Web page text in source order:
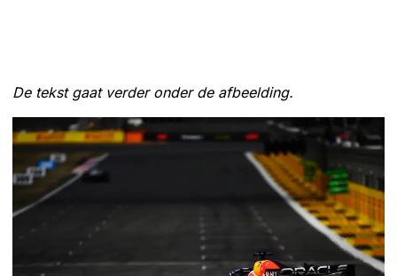
De tekst gaat verder onder de afbeelding.